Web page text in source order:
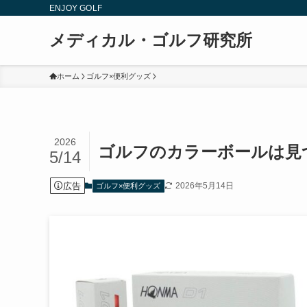
ENJOY GOLF
メディカル・ゴルフ研究所
ホーム ゴルフ×便利グッズ
ゴルフのカラーボールは
2026
5/14
広告 ゴルフ×便利グッズ 2026年5月14日